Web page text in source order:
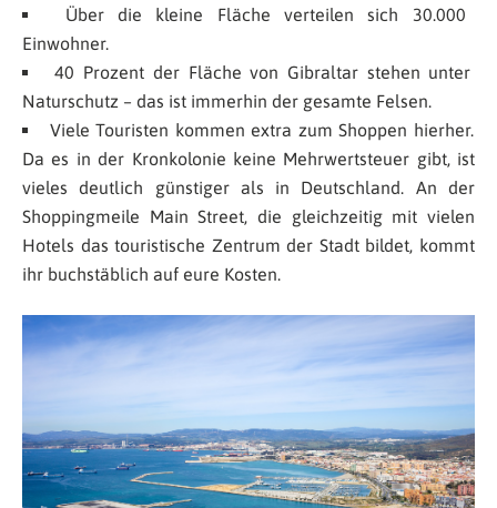
Über die kleine Fläche verteilen sich 30.000
Einwohner.
40 Prozent der Fläche von Gibraltar stehen unter
Naturschutz – das ist immerhin der gesamte Felsen.
Viele Touristen kommen extra zum Shoppen hierher.
Da es in der Kronkolonie keine Mehrwertsteuer gibt, ist
vieles deutlich günstiger als in Deutschland. An der
Shoppingmeile Main Street, die gleichzeitig mit vielen
Hotels das touristische Zentrum der Stadt bildet, kommt
ihr buchstäblich auf eure Kosten.